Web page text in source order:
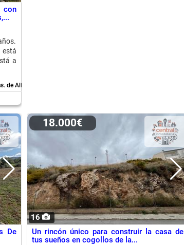
con
a
de Alfacar
De
16
18.000€
Un rincón único para construir la casa de
tus sueños en cogollos de la...